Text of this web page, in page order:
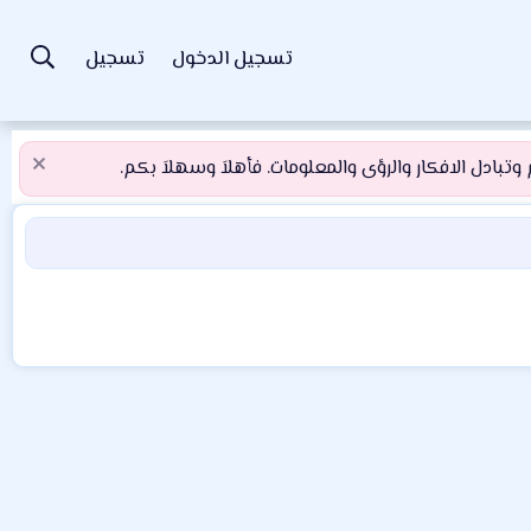
تسجيل الدخول تسجيل
الافكار والرؤى والمعلومات. فأهلاَ وسهلاَ بكم.